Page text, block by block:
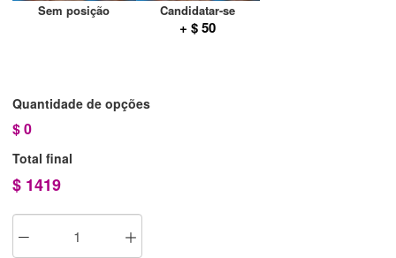
Sem posição Candidatar-se
+ $ 50
Quantidade de opções
$0
Total final
$ 1419